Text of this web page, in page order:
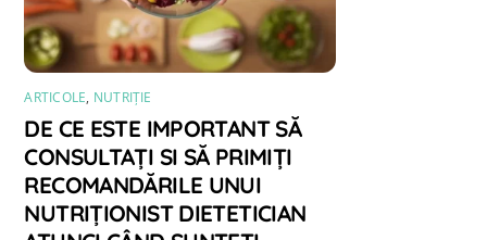
ARTICOLE, NUTRIȚIE
DE CE ESTE IMPORTANT SĂ
CONSULTAȚI SI SĂ PRIMIȚI
RECOMANDĂRILE UNUI
NUTRIȚIONIST DIETETICIAN